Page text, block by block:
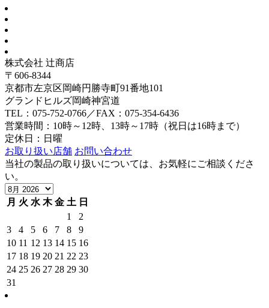
株式会社 辻商店
〒606-8344
京都市左京区岡崎円勝寺町91番地101
グランドヒルズ岡崎神宮道
TEL：075-752-0766／FAX：075-354-6436
営業時間：10時～12時、13時～17時（祝日は16時まで）
定休日：日曜
お取り扱い店舗 お問い合わせ
当社の製品の取り扱いについては、お気軽にご相談くださ
い。
月 火 水 木 金 土 日
1
2
3
4 5 6 7 8
9
10 11 12 13 14 15 16
17 18 19 20 21 22 23
24 25 26 27 28 29 30
31